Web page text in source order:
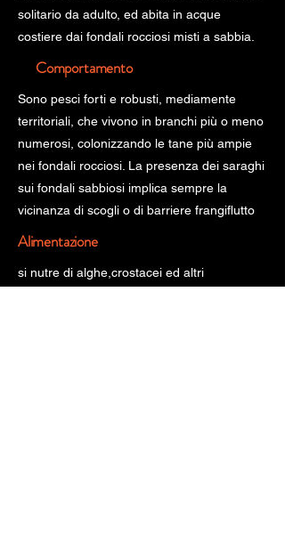
solitario da adulto, ed abita in acque
costiere dai fondali rocciosi misti a sabbia.
Comportamento
Sono pesci forti e robusti, mediamente
territoriali, che vivono in branchi più o meno
numerosi, colonizzando le tane più ampie
nei fondali rocciosi. La presenza dei saraghi
sui fondali sabbiosi implica sempre la
vicinanza di scogli o di barriere frangiflutto
Alimentazione
si nutre di alghe,crostacei ed altri